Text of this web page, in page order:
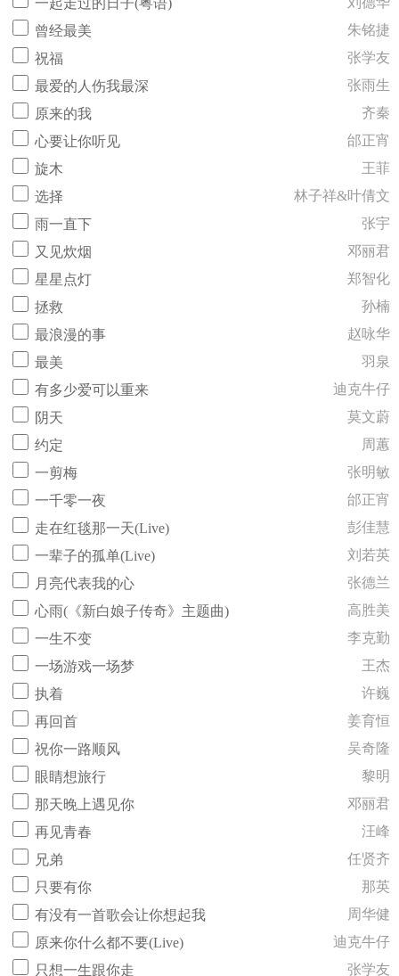
一起走过的日子(粤语)
曾经最美
朱铭捷
祝福
张学友
最爱的人伤我最深
张雨生
原来的我
齐秦
心要让你听见
邰正宵
旋木
王菲
选择
林子祥&叶倩文
雨一直下
张宇
又见炊烟
邓丽君
星星点灯
郑智化
拯救
孙楠
最浪漫的事
赵咏华
最美
羽泉
有多少爱可以重来
迪克牛仔
阴天
莫文蔚
约定
周蕙
一剪梅
张明敏
一千零一夜
邰正宵
走在红毯那一天(Live)
彭佳慧
一辈子的孤单(Live)
刘若英
月亮代表我的心
张德兰
心雨(《新白娘子传奇》主题曲)
高胜美
一生不变
李克勤
一场游戏一场梦
王杰
执着
许巍
再回首
姜育恒
祝你一路顺风
吴奇隆
眼睛想旅行
黎明
那天晚上遇见你
邓丽君
再见青春
汪峰
兄弟
任贤齐
只要有你
那英
有没有一首歌会让你想起我
周华健
原来你什么都不要(Live)
迪克牛仔
只想一生跟你走
张学友